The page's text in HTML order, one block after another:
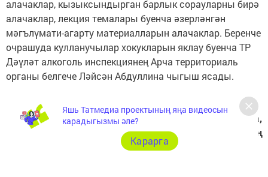
алачаклар, кызыксындырган барлык сорауларны бирә
алачаклар, лекция темалары буенча әзерләнгән
мәгълүмати-агарту материалларын алачаклар. Беренче
очрашуда кулланучылар хокукларын яклау буенча ТР
Дәүләт алкоголь инспекциянең Арча территориаль
органы белгече Ләйсән Абдуллина чыгыш ясады.
Надия Мифтахетдинова,
ТРда Кеше хокуклары буенча вәкаләтле вәкилнең
Арча районында җәмәгать ярдәмчесе
Яшь Татмедиа проектының яңа видеосын
карадыгызмы әле?
Карарга